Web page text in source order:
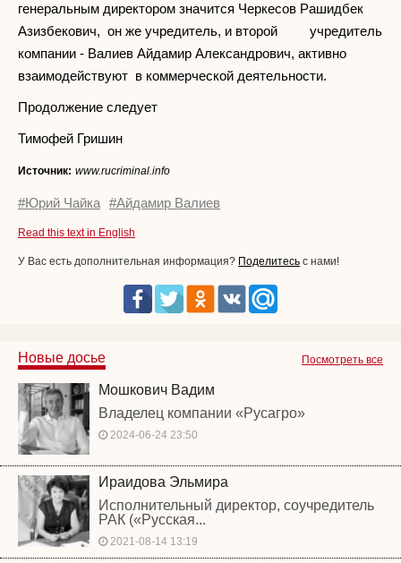
генеральным директором значится Черкесов Рашидбек
Азизбекович, он же учредитель, и второй учредитель
компании - Валиев Айдамир Александрович, активно
взаимодействуют в коммерческой деятельности.
Продолжение следует
Тимофей Гришин
Источник: www.rucriminal.info
#Юрий Чайка #Айдамир Валиев
Read this text in English
У Вас есть дополнительная информация? Поделитесь с нами!
Посмотреть все
Новые досье
Мошкович Вадим
Владелец компании «Русагро»
2024-06-24 23:50
Ираидова Эльмира
Исполнительный директор, соучредитель
РАК («Русская...
2021-08-14 13:19